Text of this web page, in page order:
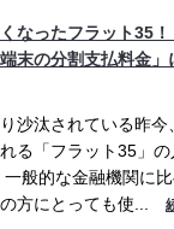
強い!? マンション
した「能登半島地震
度7を観測し、地震に
より、死者が200人
ました。 ...続きを読む